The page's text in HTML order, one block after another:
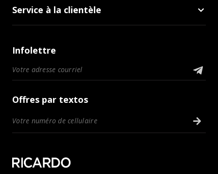
Service à la clientèle
Infolettre
Offres par textos